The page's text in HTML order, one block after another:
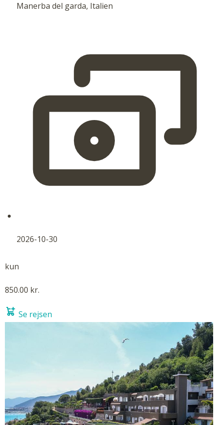
Manerba del garda, Italien
2026-10-30
kun
850.00 kr.
Se rejsen